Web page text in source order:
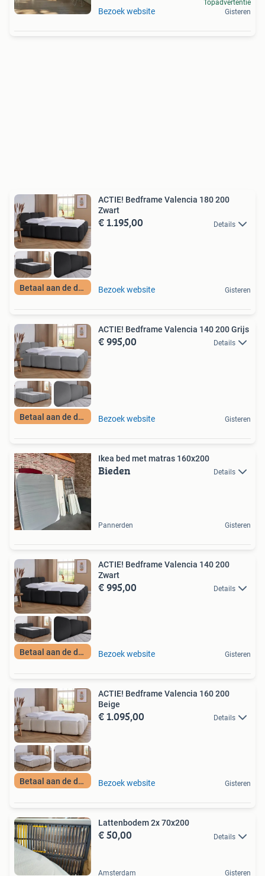
Bezoek website
Topadvertentie
Gisteren
Betaal aan de deur
ACTIE! Bedframe Valencia 180 200
Zwart
€ 1.195,00 Details
Bezoek website Gisteren
Betaal aan de deur
ACTIE! Bedframe Valencia 140 200 Grijs
€ 995,00 Details
Bezoek website Gisteren
Ikea bed met matras 160x200
Bieden Details
Pannerden Gisteren
Betaal aan de deur
ACTIE! Bedframe Valencia 140 200
Zwart
€ 995,00 Details
Bezoek website Gisteren
Betaal aan de deur
ACTIE! Bedframe Valencia 160 200
Beige
€ 1.095,00 Details
Bezoek website Gisteren
Lattenbodem 2x 70x200
€ 50,00 Details
Amsterdam Gisteren